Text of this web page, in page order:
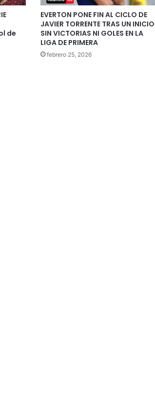
de
EVERTON PONE FIN AL CICLO DE
JAVIER TORRENTE TRAS UN INICIO
SIN VICTORIAS NI GOLES EN LA
LIGA DE PRIMERA
febrero 25, 2026